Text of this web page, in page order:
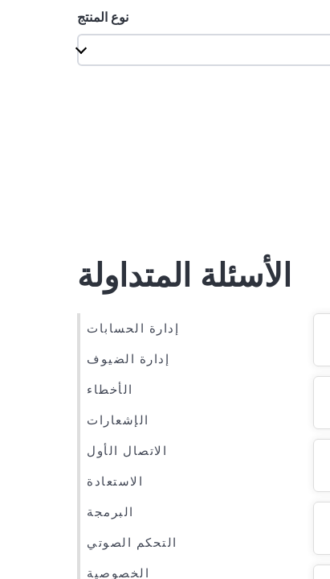
نوع المنتج
الأسئلة المتداولة
إدارة الحسابات
إدارة الضيوف
الأخطاء
الإشعارات
الاتصال الأول
الاستعادة
البرمجة
التحكم الصوتي
الخصوصية